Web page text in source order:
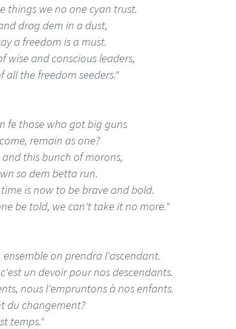
things we no one cyan trust.
drag dem in a dust,
a freedom is a must.
wise and conscious leaders,
the freedom seeders."
fe those who got big guns
remain as one?
this bunch of morons,
so dem betta run.
is now to be brave and bold.
be told, we can't take it no more."
on prendra l'ascendant.
un devoir pour nos descendants.
nous l'empruntons à nos enfants.
du changement?
temps."